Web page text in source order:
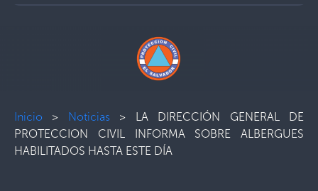
Inicio > Noticias> LA DIRECCIÓN GENERAL DE
PROTECCION CIVIL INFORMA SOBRE ALBERGUES
HABILITADOS HASTA ESTE DÍA